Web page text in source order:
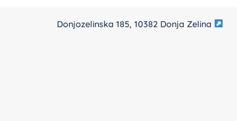
Donjozelinska 185, 10382 Donja Zelina